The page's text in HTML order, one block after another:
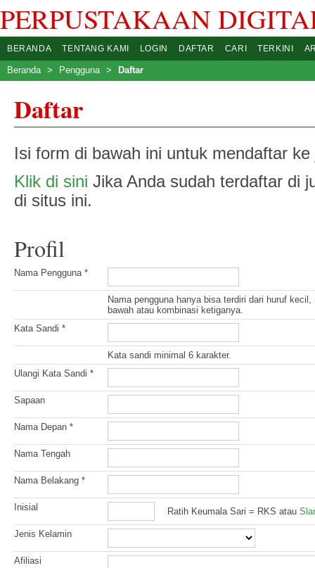
PERPUSTAKAAN
BERANDA TENTANG KAMI LOGIN DAFTAR CARI TERKINI
Beranda > Pengguna > Daftar
Daftar
Isi form di bawah ini untuk mendaftar ke
Klik di sini Jika Anda sudah terdaftar di
di situs ini.
Profil
Nama Pengguna *
Nama pengguna hanya bisa terdiri dari huruf
bawah atau kombinasi ketiganya.
Kata Sandi *
Kata sandi minimal 6 karakter.
Ulangi Kata Sandi *
Sapaan
Nama Depan *
Nama Tengah
Nama Belakang *
Inisial Ratih Keumala Sari = RKS atau
Jenis Kelamin
Afiliasi